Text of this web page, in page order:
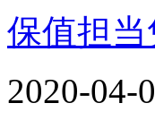
保值担当
2020-04-